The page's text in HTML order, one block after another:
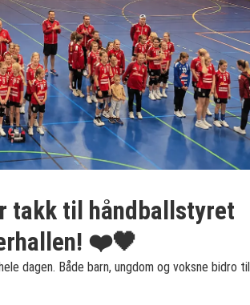
takk til håndballstyret
❤️🖤
dagen. Både barn, ungdom og voksne bidro til